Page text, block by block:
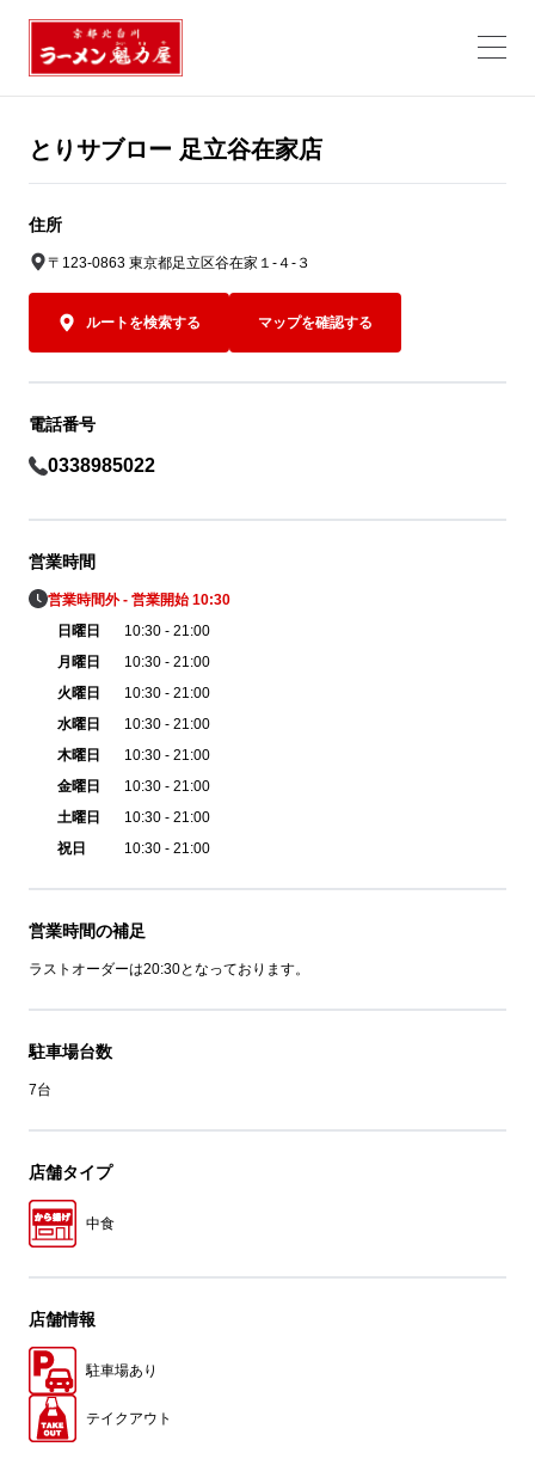
とりサブロー 足立谷在家店
住所
〒123-0863 東京都足立区谷在家１-４-３
ルートを検索する マップを確認する
電話番号
0338985022
営業時間
営業時間外 - 営業開始 10:30
日曜日
10:30 - 21:00
月曜日
10:30 - 21:00
火曜日
10:30 - 21:00
水曜日
10:30 - 21:00
木曜日
10:30 - 21:00
金曜日
10:30 - 21:00
土曜日
10:30 - 21:00
祝日
10:30 - 21:00
営業時間の補足
ラストオーダーは20:30となっております。
駐車場台数
7台
店舗タイプ
中食
店舗情報
駐車場あり
テイクアウト